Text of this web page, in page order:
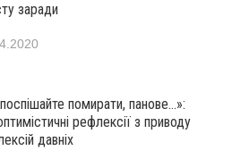
заради
помирати, панове…»:
рефлексії з приводу
давніх